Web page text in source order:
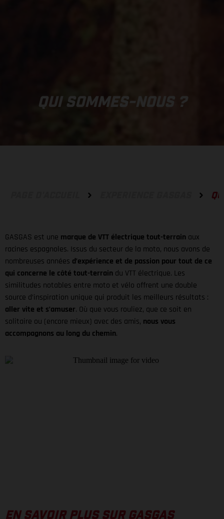
QUI SOMMES-NOUS ?
GASGAS est une marque de VTT électrique tout-terrain aux
racines espagnoles. Issus du secteur de la moto, nous avons de
nombreuses années d’expérience et de passion pour tout de ce
qui concerne le côté tout-terrain du VTT électrique. Les
similitudes notables entre moto et vélo offrent une double
source d’inspiration unique qui produit les meilleurs résultats :
aller vite et s’amuser. Où que vous rouliez, que ce soit en
solitaire ou (encore mieux) avec des amis, nous vous
accompagnons au long du chemin.
EN SAVOIR PLUS SUR GASGAS